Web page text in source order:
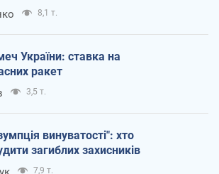
8,1 т.
України: ставка на
ракет
3,5 т.
винуватості": хто
загиблих захисників
7,9 т.